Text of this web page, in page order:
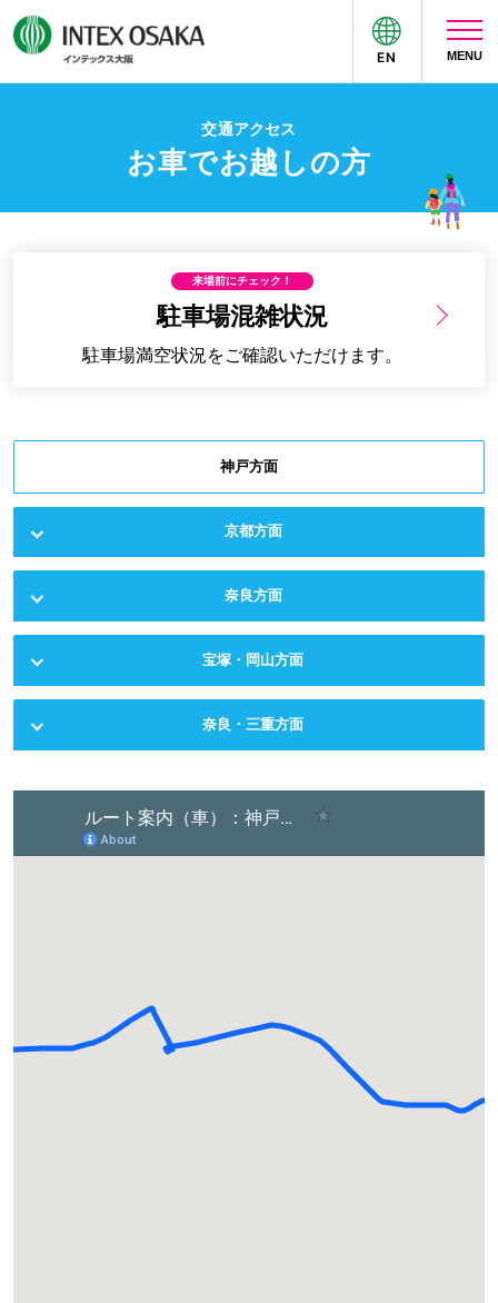
EN MENU
交通アクセス
お車でお越しの方
来場前にチェック！
駐車場混雑状況
駐車場満空状況をご確認いただけます。
神戸方面
京都方面
奈良方面
宝塚・岡山方面
奈良・三重方面